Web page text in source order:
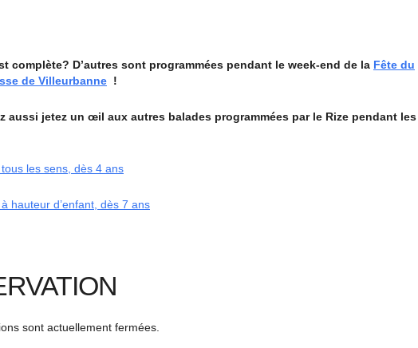
complète? D’autres sont programmées pendant le week-end de la Fête du
de Villeurbanne !
aussi jetez un œil aux autres balades programmées par le Rize pendant les
les sens, dès 4 ans
hauteur d’enfant, dès 7 ans
sont actuellement fermées.